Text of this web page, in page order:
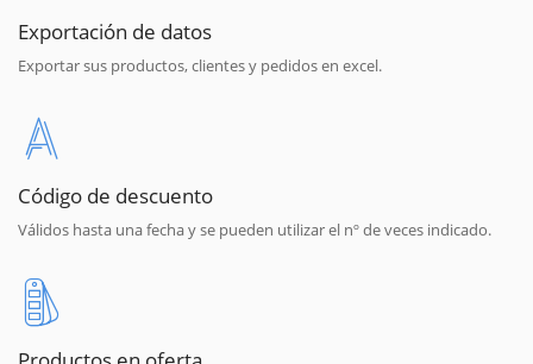
Exportación de datos
Exportar sus productos, clientes y pedidos en excel.
Código de descuento
Válidos hasta una fecha y se pueden utilizar el nº de veces indicado.